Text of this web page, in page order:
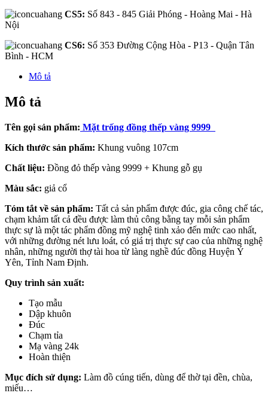
CS5: Số 843 - 845 Giải Phóng - Hoàng Mai - Hà
Nội
CS6: Số 353 Đường Cộng Hòa - P13 - Quận Tân
Bình - HCM
Mô tả
Mô tả
Tên gọi sản phẩm: Mặt trống đồng thếp vàng 9999
Kích thước sản phẩm: Khung vuông 107cm
Chất liệu: Đồng đỏ thếp vàng 9999 + Khung gỗ gụ
Màu sắc: giả cổ
Tóm tắt về sản phẩm: Tất cả sản phẩm được đúc, gia công chế tác,
chạm khảm tất cả đều được làm thủ công bằng tay mỗi sản phẩm
thực sự là một tác phẩm đồng mỹ nghệ tinh xảo đến mức cao nhất,
với những đường nét lưu loát, có giá trị thực sự cao của những nghệ
nhân, những người thợ tài hoa từ làng nghề đúc đồng Huyện Ý
Yên, Tỉnh Nam Định.
Quy trình sản xuất:
Tạo mẫu
Dập khuôn
Đúc
Chạm tỉa
Mạ vàng 24k
Hoàn thiện
Mục đích sử dụng: Làm đồ cúng tiến, dùng để thờ tại đền, chùa,
miếu…